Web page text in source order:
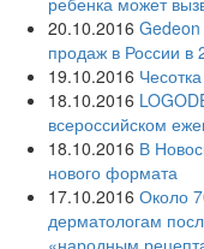
20.10.2016
продаж в России в
19.10.2016
18.10.2016
всероссийском
18.10.2016 В
нового формата
17.10.2016 Около
дерматологам
«народным